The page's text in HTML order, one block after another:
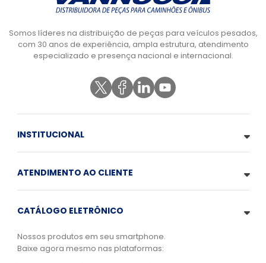
Somos líderes na distribuição de peças para veículos pesados,
com 30 anos de experiência, ampla estrutura, atendimento
especializado e presença nacional e internacional.
INSTITUCIONAL
ATENDIMENTO AO CLIENTE
CATÁLOGO ELETRÔNICO
Nossos produtos em seu smartphone.
Baixe agora mesmo nas plataformas: